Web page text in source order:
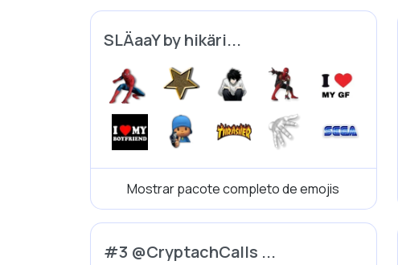
SLÄaaY by hikäri...
Mostrar pacote completo de emojis
#3 @CryptachCalls ...